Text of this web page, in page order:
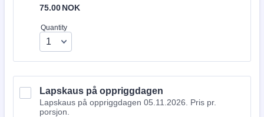
75.00 NOK
75.00NOK
Quantity
Lapskaus på oppriggdagen
Lapskaus på oppriggdagen 05.11.2026. Pris pr.
porsjon.